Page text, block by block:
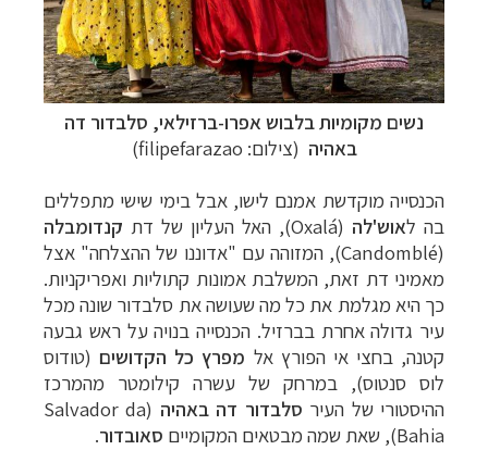
נשים מקומיות בלבוש אפרו-ברזילאי, סלבדור דה
באהיה (צילום: filipefarazao)
הכנסייה מוקדשת אמנם לישו, אבל בימי שישי מתפללים
בה לאוש'לה (Oxalá), האל העליון של דת קנדומבלה
(Candomblé), המזוהה עם "אדוננו של ההצלחה" אצל
מאמיני דת זאת, המשלבת אמונות קתוליות ואפריקניות.
כך היא מגלמת את כל מה שעושה את סלבדור שונה מכל
עיר גדולה אחרת בברזיל. הכנסייה בנויה על ראש גבעה
קטנה, בחצי אי הפורץ אל מפרץ כל הקדושים (טודוס
לוס סנטוס), במרחק של עשרה קילומטר מהמרכז
ההיסטורי של העיר סלבדור דה באהיה (Salvador da
Bahia), שאת שמה מבטאים המקומיים
סאובדור.